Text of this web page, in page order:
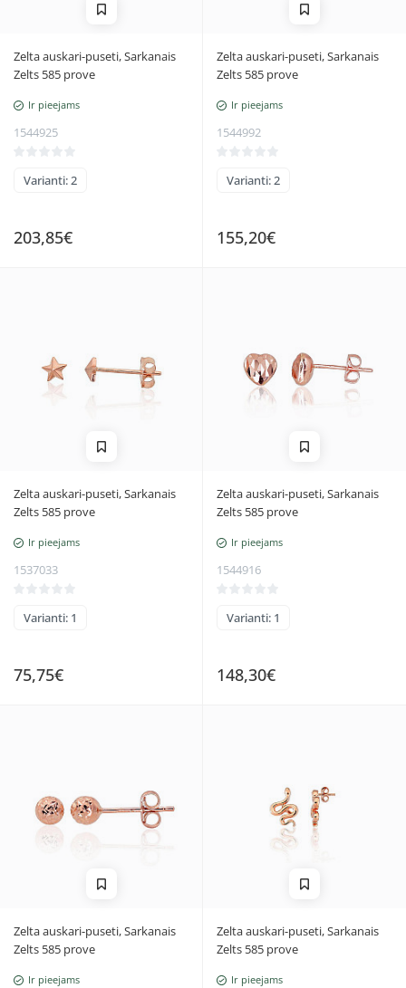
Zelta auskari-puseti, Sarkanais
Zelts 585 prove
Ir pieejams
1544925
Varianti: 2
203,85€
Zelta auskari-puseti, Sarkanais
Zelts 585 prove
Ir pieejams
1544992
Varianti: 2
155,20€
Zelta auskari-puseti, Sarkanais
Zelts 585 prove
Ir pieejams
1537033
Varianti: 1
75,75€
Zelta auskari-puseti, Sarkanais
Zelts 585 prove
Ir pieejams
1544916
Varianti: 1
148,30€
Zelta auskari-puseti, Sarkanais
Zelts 585 prove
Ir pieejams
Zelta auskari-puseti, Sarkanais
Zelts 585 prove
Ir pieejams